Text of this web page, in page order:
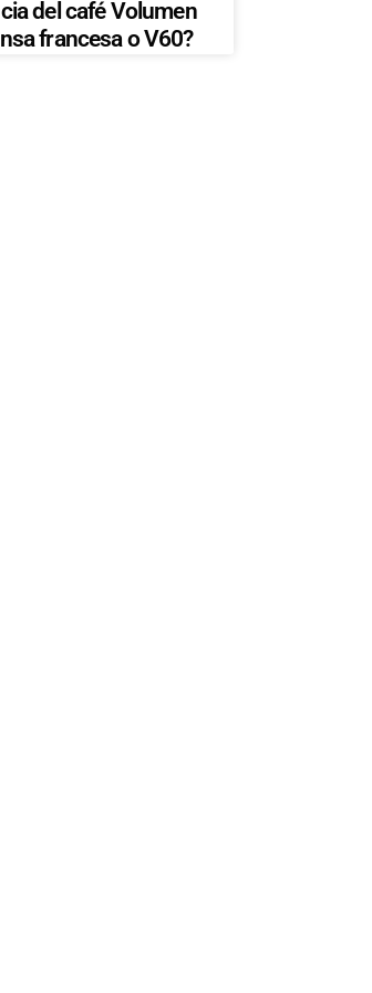
del café Volumen
francesa o V60?